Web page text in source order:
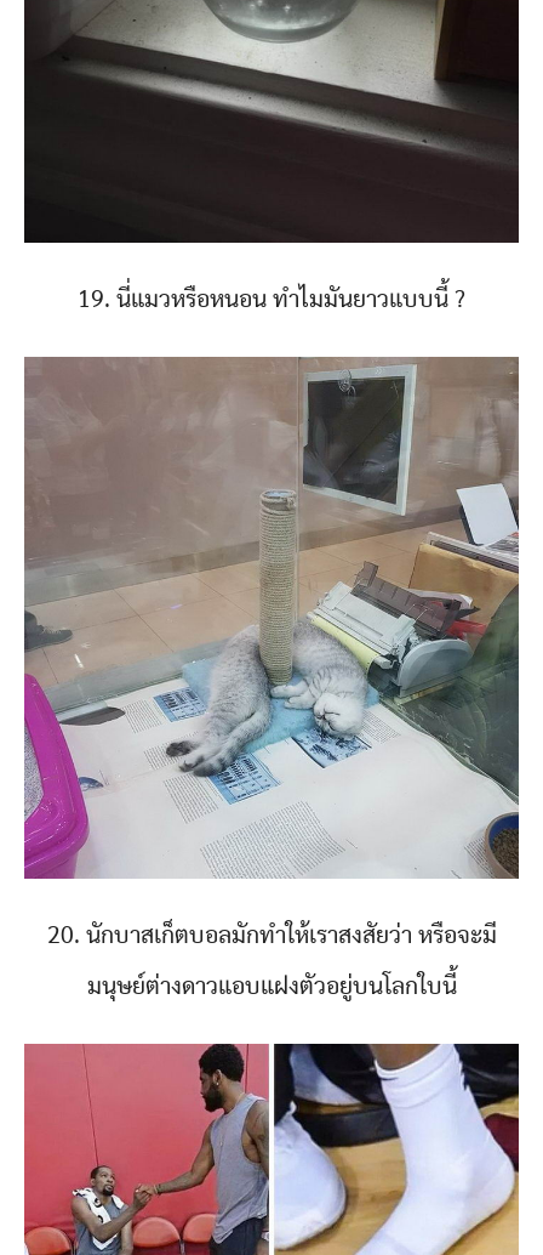
19. นี่แมวหรือหนอน ทำไมมันยาวแบบนี้ ?
20. นักบาสเก็ตบอลมักทำให้เราสงสัยว่า หรือจะมี
มนุษย์ต่างดาวแอบแฝงตัวอยู่บนโลกใบนี้